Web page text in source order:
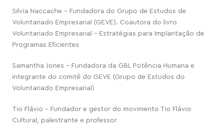
Silvia Naccache – Fundadora do Grupo de Estudos de
Voluntariado Empresarial (GEVE). Coautora do livro
Voluntariado Empresarial – Estratégias para Implantação de
Programas Eficientes
Samantha Jones – Fundadora da GBL Potência Humana e
integrante do comitê do GEVE (Grupo de Estudos do
Voluntariado Empresarial)
Tio Flávio – Fundador e gestor do movimento Tio Flávio
Cultural, palestrante e professor